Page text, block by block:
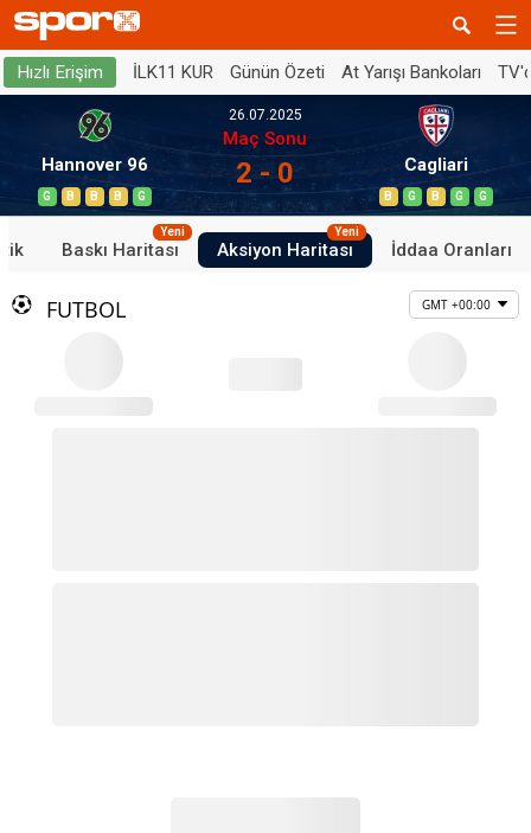
Hızlı Erişim İLK11 KUR Günün Özeti At Yarışı Bankoları
Hannover 96
G B B B G
26.07.2025
Maç Sonu
2 - 0 Cagliari
B G B G G
Baskı Haritası
Yeni
Aksiyon Haritası
Yeni
İddaa Oranları
FUTBOL GMT +00:00